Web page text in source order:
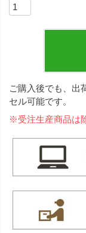
ご購入後でも、出
セル可能です。
※受注生産商品は